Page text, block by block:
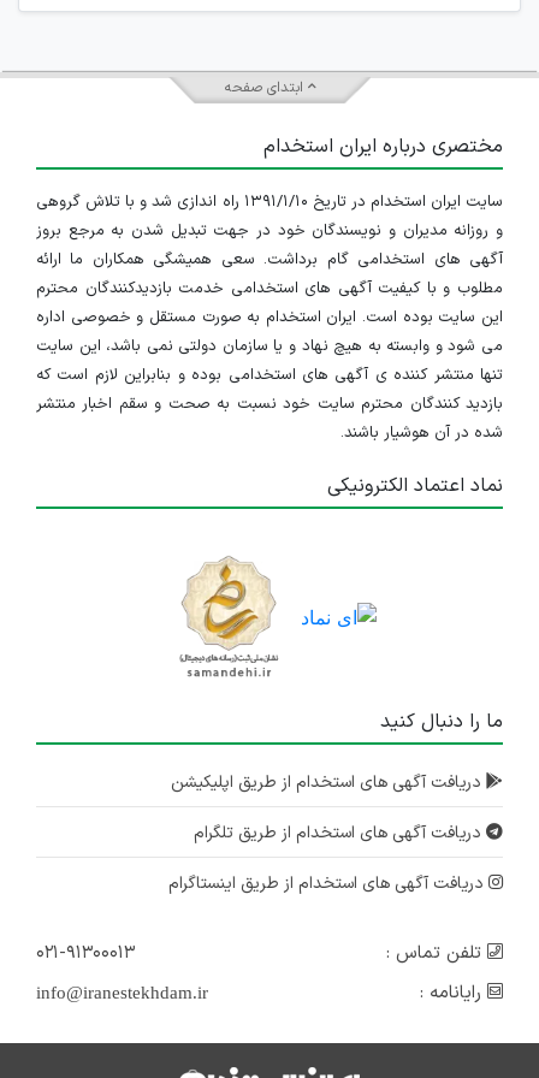
ابتدای صفحه
مختصری درباره ایران استخدام
سایت ایران استخدام در تاریخ ۱۳۹۱/۱/۱۰ راه اندازی شد و با تلاش گروهی
و روزانه مدیران و نویسندگان خود در جهت تبدیل شدن به مرجع بروز
آگهی های استخدامی گام برداشت. سعی همیشگی همکاران ما ارائه
مطلوب و با کیفیت آگهی های استخدامی خدمت بازدیدکنندگان محترم
این سایت بوده است. ایران استخدام به صورت مستقل و خصوصی اداره
می شود و وابسته به هیچ نهاد و یا سازمان دولتی نمی باشد، این سایت
تنها منتشر کننده ی آگهی های استخدامی بوده و بنابراین لازم است که
بازدید کنندگان محترم سایت خود نسبت به صحت و سقم اخبار منتشر
شده در آن هوشیار باشند.
نماد اعتماد الکترونیکی
ما را دنبال کنید
دریافت آگهی های استخدام از طریق اپلیکیشن
دریافت آگهی های استخدام از طریق تلگرام
دریافت آگهی های استخدام از طریق اینستاگرام
تلفن تماس :
۰۲۱-۹۱۳۰۰۰۱۳
رایانامه :
info@iranestekhdam.ir